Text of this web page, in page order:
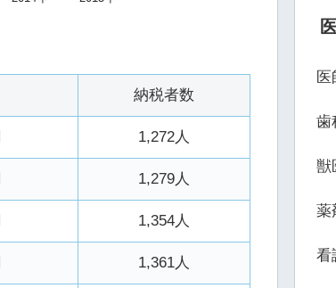
納税者数
1,272人
1,279人
1,354人
1,361人
医
歯
獣
薬
看